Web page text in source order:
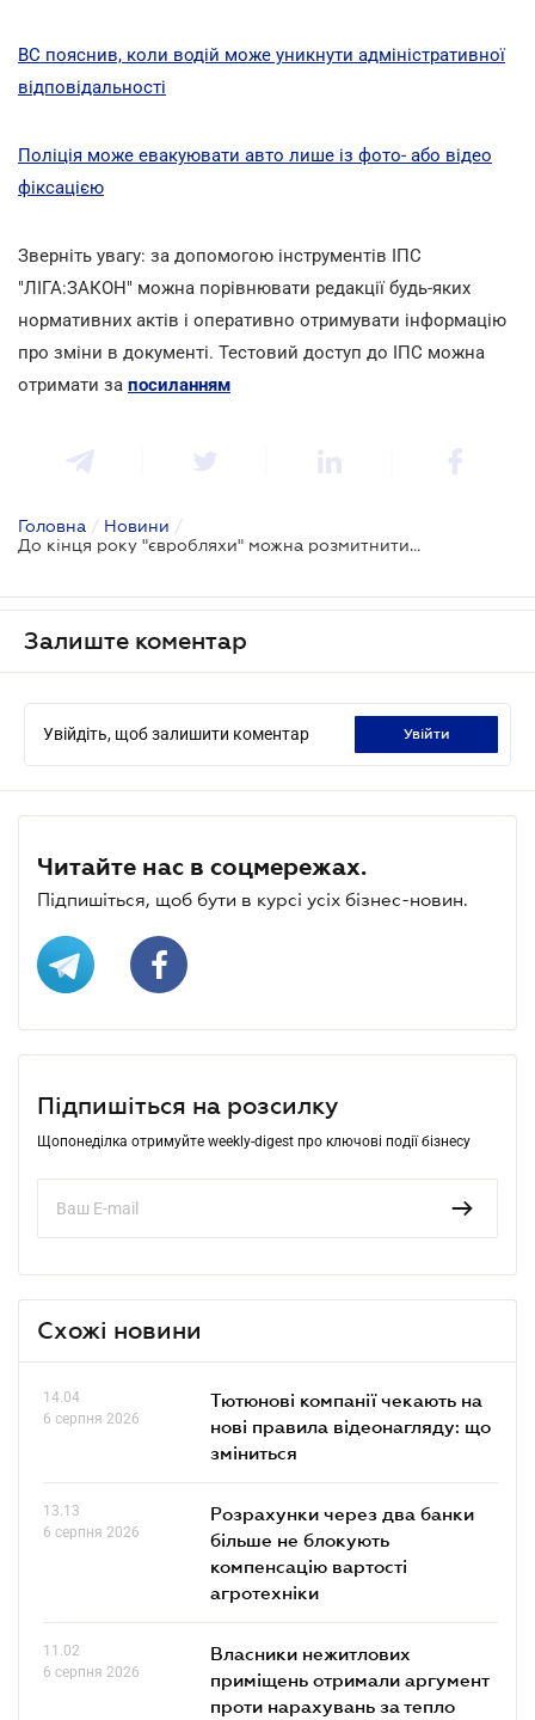
ВС пояснив, коли водій може уникнути адміністративної
відповідальності
Поліція може евакуювати авто лише із фото- або відео
фіксацією
Зверніть увагу: за допомогою інструментів ІПС
"ЛІГА:ЗАКОН" можна порівнювати редакції будь-яких
нормативних актів і оперативно отримувати інформацію
про зміни в документі. Тестовий доступ до ІПС можна
отримати за посиланням
Головна / Новини /
До кінця року "євробляхи" можна розмитнити за спрощеним порядком
Залиште коментар
Увійдіть, щоб залишити коментар увійти
Читайте нас в соцмережах.
Підпишіться, щоб бути в курсі усіх бізнес-новин.
Підпишіться на розсилку
Щопонеділка отримуйте weekly-digest про ключові події бізнесу
Схожі новини
14.04
6 серпня 2026
Тютюнові компанії чекають на
нові правила відеонагляду: що
зміниться
13.13
6 серпня 2026
Розрахунки через два банки
більше не блокують
компенсацію вартості
агротехніки
11.02
6 серпня 2026
Власники нежитлових
приміщень отримали аргумент
проти нарахувань за тепло